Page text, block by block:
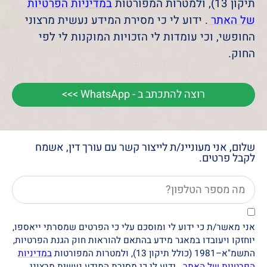
של האתר . ידוע לי כי מסירת המידע נעשית מרצוני
החופשי, וכי עומדות לי הזכויות המוקנות לי לפי
החוק.
רוצה להתכתב ב - WhatsApp >>>
שלום, אני מעוניינ/ת לייצור קשר עם עורך דין, אשמח
לקבל פרטים.
אני מאשר/ת כי ידוע לי ומוסכם עלי כי הפרטים שמסרתי ייאספו,
יוחזקו ויעובדו במאגר מידע בהתאם להוראות חוק הגנת הפרטיות,
התשמ"א–1981 (כולל תיקון 13), ולמטרות המפורטות
במדיניות